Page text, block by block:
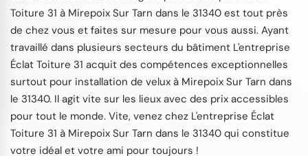
Toiture 31 à Mirepoix Sur Tarn dans le 31340 est tout près
de chez vous et faites sur mesure pour vous aussi. Ayant
travaillé dans plusieurs secteurs du bâtiment L'entreprise
Éclat Toiture 31 acquit des compétences exceptionnelles
surtout pour installation de velux à Mirepoix Sur Tarn dans
le 31340. Il agit vite sur les lieux avec des prix accessibles
pour tout le monde. Vite, venez chez L'entreprise Éclat
Toiture 31 à Mirepoix Sur Tarn dans le 31340 qui constitue
votre idéal et votre ami pour toujours !